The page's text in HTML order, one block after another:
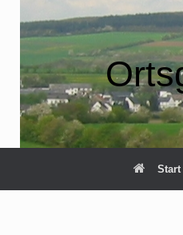
Inhalt
springen
Start